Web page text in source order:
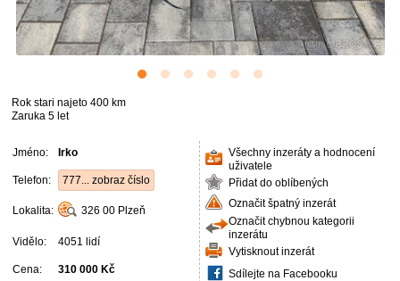
Rok stari najeto 400 km
Zaruka 5 let
Jméno: Irko
Telefon: 777... zobraz číslo
Lokalita: 326 00 Plzeň
Vidělo: 4051 lidí
Cena: 310 000 Kč
Všechny inzeráty a hodnocení
uživatele
Přidat do oblíbených
Označit špatný inzerát
Označit chybnou kategorii
inzerátu
Vytisknout inzerát
Sdílejte na Facebooku